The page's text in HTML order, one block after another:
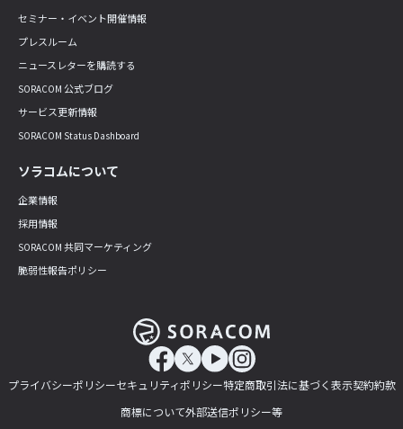
セミナー・イベント開催情報
プレスルーム
ニュースレターを購読する
SORACOM 公式ブログ
サービス更新情報
SORACOM Status Dashboard
ソラコムについて
企業情報
採用情報
SORACOM 共同マーケティング
脆弱性報告ポリシー
プライバシーポリシーセキュリティポリシー特定商取引法に基づく表示契約約款
商標について外部送信ポリシー等